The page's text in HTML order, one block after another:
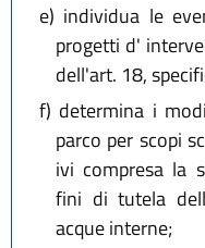
e) individua le
progetti d'
dell'art. 18,
f) determina i
parco per scopi
ivi compresa la
fini di tutela
acque interne;